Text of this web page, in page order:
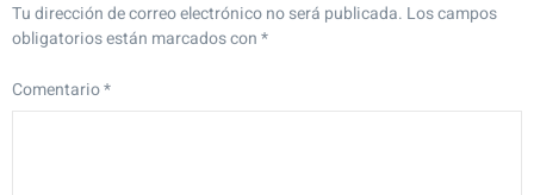
Tu dirección de correo electrónico no será publicada. Los campos
obligatorios están marcados con*
Comentario*